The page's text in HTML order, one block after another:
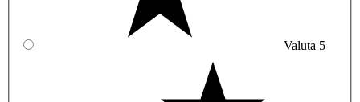
Valuta 5